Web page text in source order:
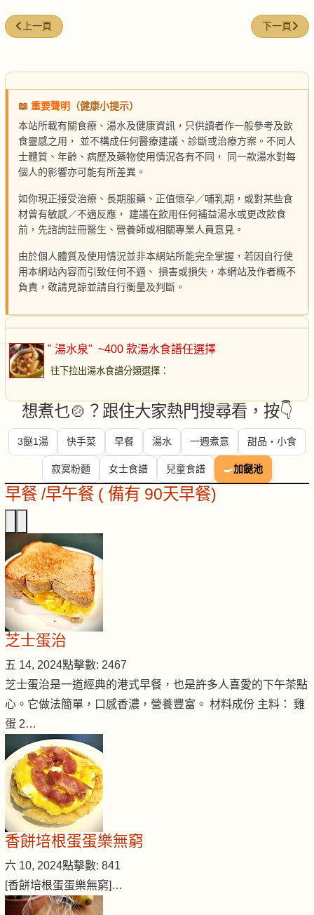
上一篇文章: 淮山杞子塘虱湯
上一頁 下一篇文章
下一頁
📖 重要聲明
（健康小提示）
本站所載有關食療、湯水及健康資訊，只供讀者作一般參考及飲
食靈感之用， 並不構成任何醫療建議、診斷或治療方案。不同人
士體質、年齡、病歷及藥物使用情況各有不同， 同一款湯水對每
個人的影響亦可能有所差異。
如你現正接受治療、長期服藥、正值懷孕／哺乳期，或對某些食
材曾有敏感／不適反應， 建議在飲用任何補益湯水或更改飲食
前，先諮詢註冊醫生、營養師或相關專業人員意見。
由於個人體質及使用情況並非本網站所能完全掌握，若因自行使
用本網站內容而引致任何不適、 損害或損失，本網站及作者概不
負責，敬請見諒並請自行衡量及判斷。
" 湯水泉" ~400 款湯水食譜任選擇
往下拉出湯水食譜分類選擇 ：
想煮乜🍲？跟住大家熱門搜尋看，按👇
3餸1湯 快手菜 早餐 湯水 一週煮意 甜品・小食
寂寞粉麵 女士食譜 兒童食譜 🍳加餸池
早餐 /早午餐 ( 備有 90天早餐)
芝士蛋治
五 14, 2024點擊數: 2467
芝士蛋治是一道經典的港式早餐，也是許多人喜愛的下午茶點
心。它做法簡單，口感香濃，營養豐富。 材料成份 主料： 雞
蛋 2…
香餅培根蛋蛋樂無窮
六 10, 2024點擊數: 841
[香餅培根蛋蛋樂無窮]…